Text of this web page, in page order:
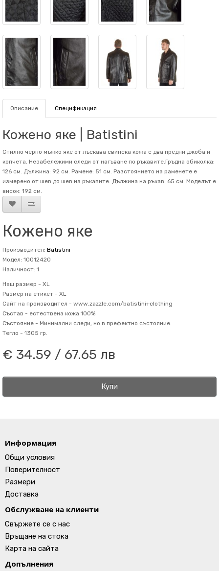
Описание Спецификация
Кожено яке | Batistini
Стилно черно мъжко яке от лъскава свинска кожа с два предни джоба и
копчета. Незабележими следи от нагъване по ръкавите.Гръдна обиколка:
126 см. Дължина: 92 см. Рамене: 51 см. Разстоянието на раменете е
измерено от шев до шев на ръкавите. Дължина на ръкав: 65 см. Mоделът е
висок: 192 см.
Кожено яке
Производител: Batistini
Модел: 10012420
Наличност: 1
Наш размер - XL
Размер на етикет - XL
Сайт на производител - www.zazzle.com/batistini+clothing
Състав - естествена кожа 100%
Състояние - Минимални следи, но в префектно състояние.
Тегло - 1305 гр.
€ 34.59 / 67.65 лв
Купи
Информация
Общи условия
Поверителност
Размери
Доставка
Обслужване на клиенти
Свържете се с нас
Връщане на стока
Карта на сайта
Допълнения